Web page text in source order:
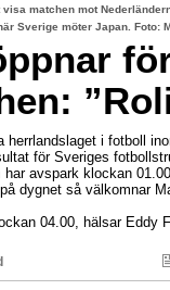
matchen mot
Sverige möter Japan. Foto:
i fotboll
för Sveriges
avspark klockan
dygnet så välkomnar
04.00, hälsar Eddy